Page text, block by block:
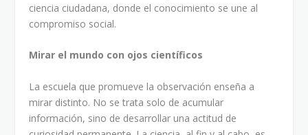
ciencia ciudadana, donde el conocimiento se une al
compromiso social.
Mirar el mundo con ojos científicos
La escuela que promueve la observación enseña a
mirar distinto. No se trata solo de acumular
información, sino de desarrollar una actitud de